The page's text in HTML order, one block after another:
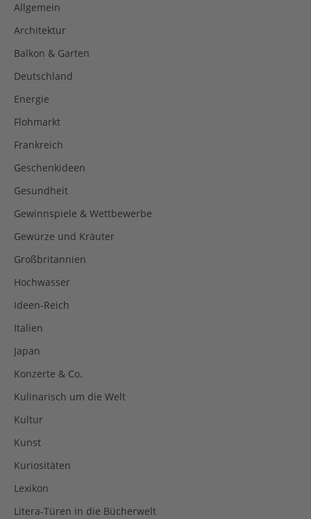
Allgemein
Architektur
Balkon & Garten
Deutschland
Energie
Flohmarkt
Frankreich
Geschenkideen
Gesundheit
Gewinnspiele & Wettbewerbe
Gewürze und Kräuter
Großbritannien
Hochwasser
Ideen-Reich
Italien
Japan
Konzerte & Co.
Kulinarisch um die Welt
Kultur
Kunst
Kuriositäten
Lexikon
Litera-Türen in die Bücherwelt